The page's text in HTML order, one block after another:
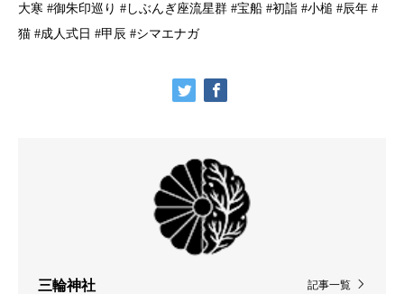
大寒 #御朱印巡り #しぶんぎ座流星群 #宝船 #初詣 #小槌 #辰年 #
猫 #成人式日 #甲辰 #シマエナガ
記事一覧
三輪神社